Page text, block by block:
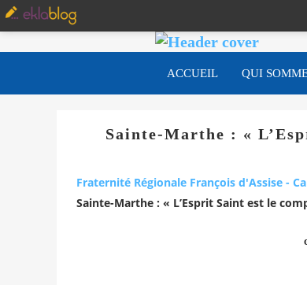
ACCUEIL QUI
Sainte-Marthe : «
Fraternité Régionale François d'Assise -
Sainte-Marthe : « L’Esprit Saint est le